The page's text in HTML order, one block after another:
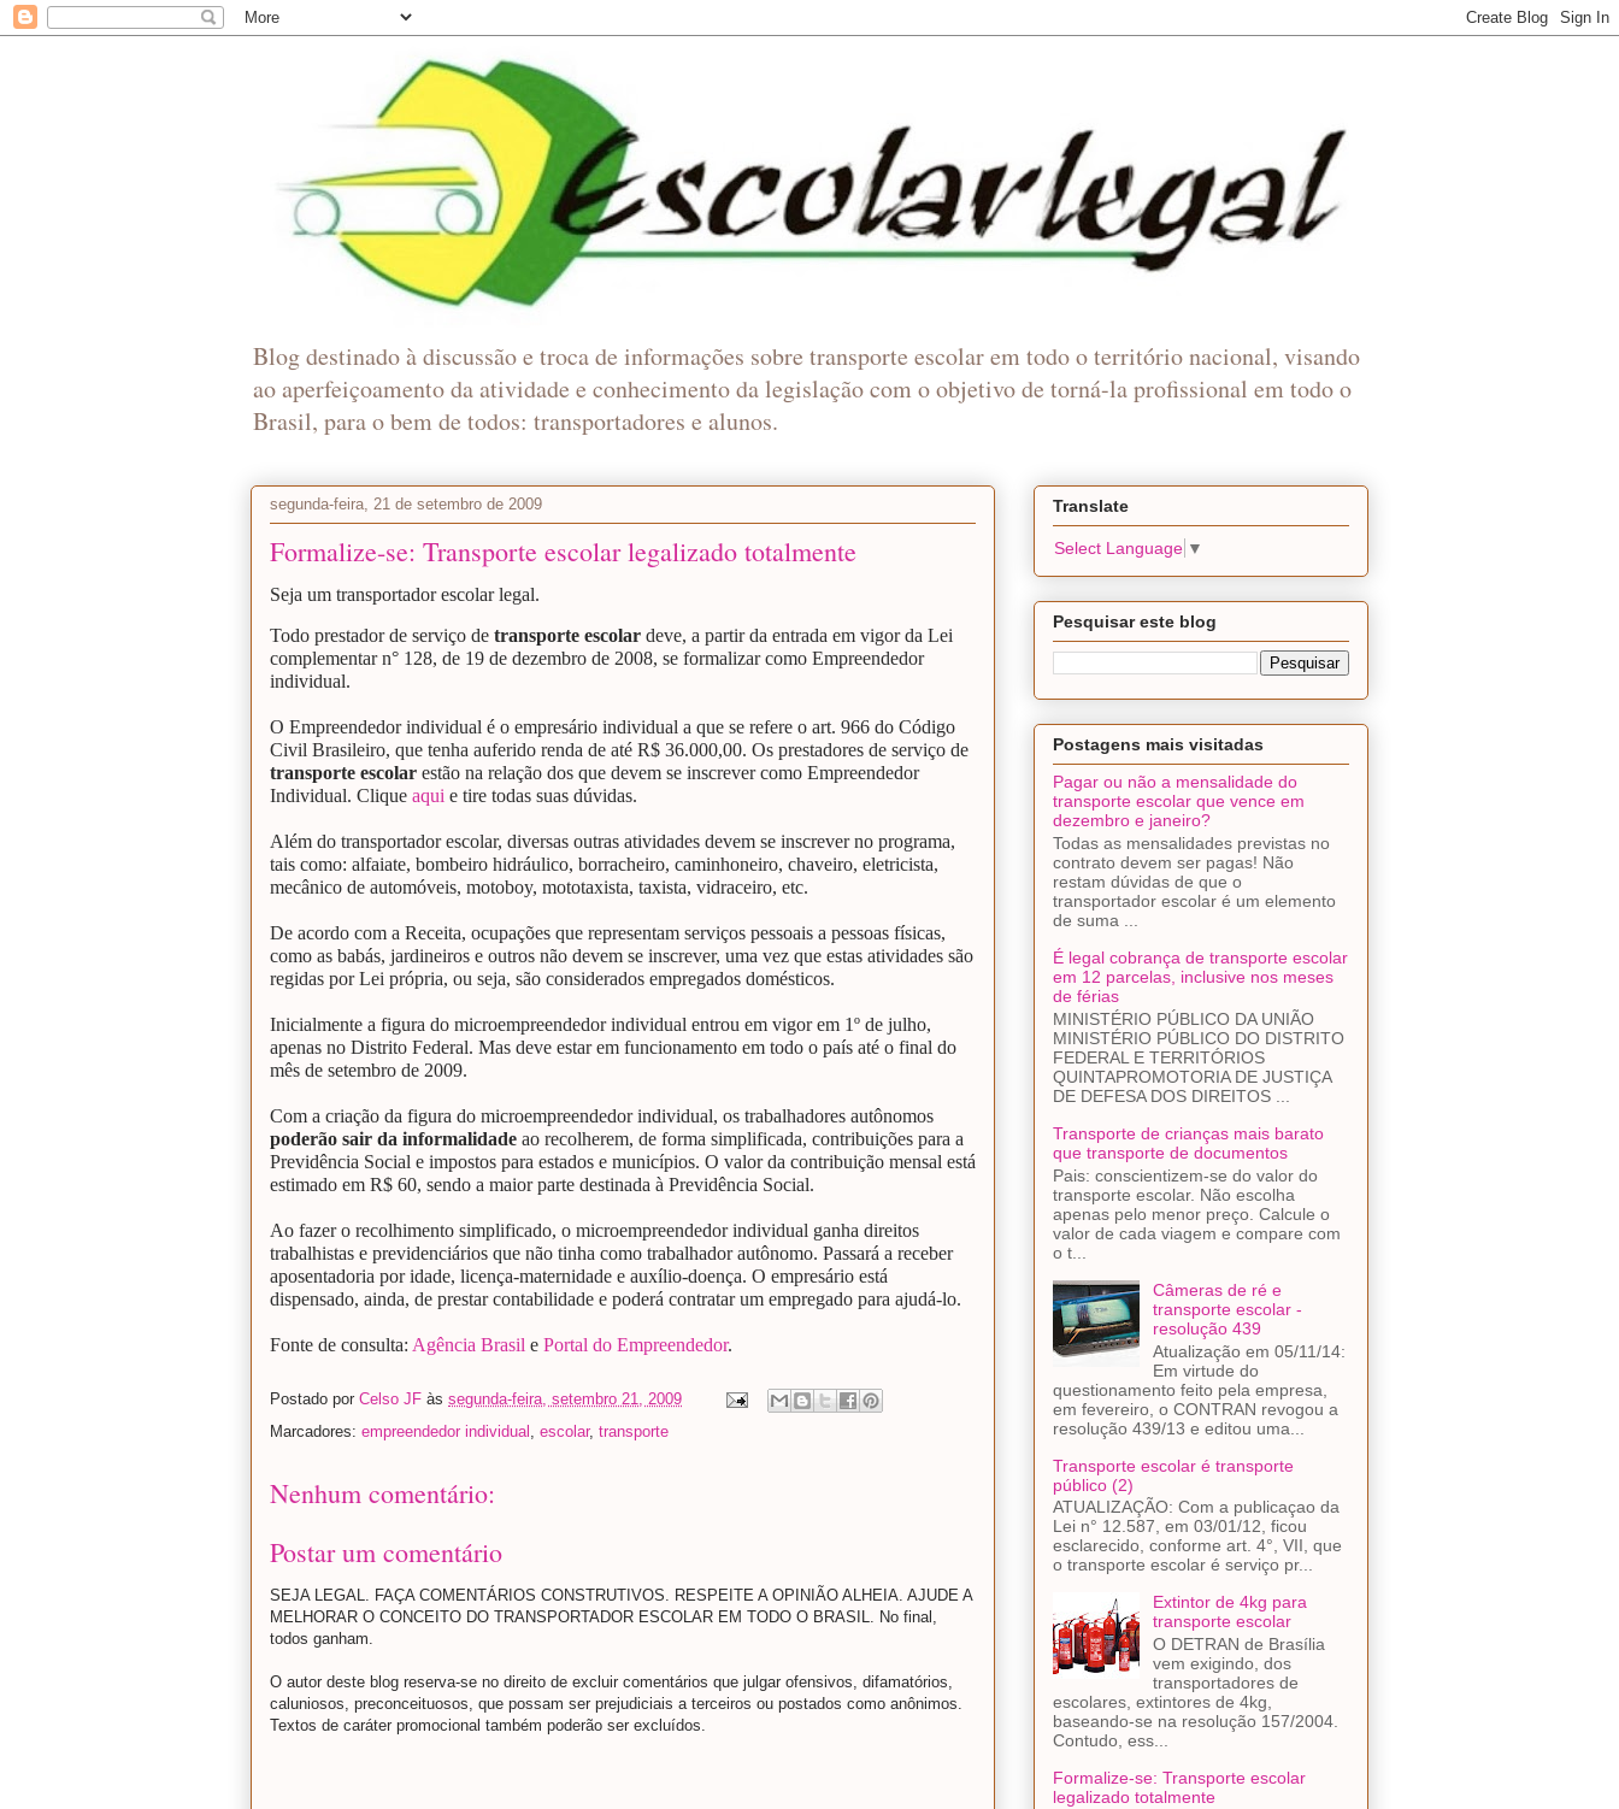
Blog destinado à discussão e troca de informações sobre transporte escolar em todo o território nacional, visando
ao aperfeiçoamento da atividade e conhecimento da legislação com o objetivo de torná-la profissional em todo o
Brasil, para o bem de todos: transportadores e alunos.
segunda-feira, 21 de setembro de 2009
Formalize-se: Transporte escolar legalizado totalmente
Seja um transportador escolar legal.
Todo prestador de serviço de transporte escolar deve, a partir da entrada em vigor da Lei
complementar n° 128, de 19 de dezembro de 2008, se formalizar como Empreendedor
individual.
O Empreendedor individual é o empresário individual a que se refere o art. 966 do Código
Civil Brasileiro, que tenha auferido renda de até R$ 36.000,00. Os prestadores de serviço de
transporte escolar estão na relação dos que devem se inscrever como Empreendedor
Individual. Clique aqui e tire todas suas dúvidas.
Além do transportador escolar, diversas outras atividades devem se inscrever no programa,
tais como: alfaiate, bombeiro hidráulico, borracheiro, caminhoneiro, chaveiro, eletricista,
mecânico de automóveis, motoboy, mototaxista, taxista, vidraceiro, etc.
De acordo com a Receita, ocupações que representam serviços pessoais a pessoas físicas,
como as babás, jardineiros e outros não devem se inscrever, uma vez que estas atividades são
regidas por Lei própria, ou seja, são considerados empregados domésticos.
Inicialmente a figura do microempreendedor individual entrou em vigor em 1º de julho,
apenas no Distrito Federal. Mas deve estar em funcionamento em todo o país até o final do
mês de setembro de 2009.
Com a criação da figura do microempreendedor individual, os trabalhadores autônomos
poderão sair da informalidade ao recolherem, de forma simplificada, contribuições para a
Previdência Social e impostos para estados e municípios. O valor da contribuição mensal está
estimado em R$ 60, sendo a maior parte destinada à Previdência Social.
Ao fazer o recolhimento simplificado, o microempreendedor individual ganha direitos
trabalhistas e previdenciários que não tinha como trabalhador autônomo. Passará a receber
aposentadoria por idade, licença-maternidade e auxílio-doença. O empresário está
dispensado, ainda, de prestar contabilidade e poderá contratar um empregado para ajudá-lo.
Fonte de consulta: Agência Brasil e Portal do Empreendedor.
Postado por Celso JF às segunda-feira, setembro 21, 2009
Marcadores: empreendedor individual , escolar, transporte
Nenhum comentário:
Postar um comentário
SEJA LEGAL. FAÇA COMENTÁRIOS CONSTRUTIVOS. RESPEITE A OPINIÃO ALHEIA. AJUDE A
MELHORAR O CONCEITO DO TRANSPORTADOR ESCOLAR EM TODO O BRASIL. No final,
todos ganham.
O autor deste blog reserva-se no direito de excluir comentários que julgar ofensivos, difamatórios,
caluniosos, preconceituosos, que possam ser prejudiciais a terceiros ou postados como anônimos.
Textos de caráter promocional também poderão ser excluídos.
Translate
Select Language ▼
Pesquisar este blog
Postagens mais visitadas
Pagar ou não a mensalidade do
transporte escolar que vence em
dezembro e janeiro?
Todas as mensalidades previstas no
contrato devem ser pagas! Não
restam dúvidas de que o
transportador escolar é um elemento
de suma ...
É legal cobrança de transporte escolar
em 12 parcelas, inclusive nos meses
de férias
MINISTÉRIO PÚBLICO DA UNIÃO
MINISTÉRIO PÚBLICO DO DISTRITO
FEDERAL E TERRITÓRIOS
QUINTAPROMOTORIA DE JUSTIÇA
DE DEFESA DOS DIREITOS ...
Transporte de crianças mais barato
que transporte de documentos
Pais: conscientizem-se do valor do
transporte escolar. Não escolha
apenas pelo menor preço. Calcule o
valor de cada viagem e compare com
o t...
Câmeras de ré e
transporte escolar -
resolução 439
Atualização em 05/11/14:
Em virtude do
questionamento feito pela empresa,
em fevereiro, o CONTRAN revogou a
resolução 439/13 e editou uma...
Transporte escolar é transporte
público (2)
ATUALIZAÇÃO: Com a publicaçao da
Lei n° 12.587, em 03/01/12, ficou
esclarecido, conforme art. 4°, VII, que
o transporte escolar é serviço pr...
Extintor de 4kg para
transporte escolar
O DETRAN de Brasília
vem exigindo, dos
transportadores de
escolares, extintores de 4kg,
baseando-se na resolução 157/2004.
Contudo, ess...
Formalize-se: Transporte escolar
legalizado totalmente